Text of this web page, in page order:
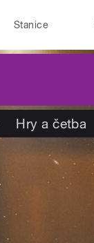
Stanice
Hry a četba